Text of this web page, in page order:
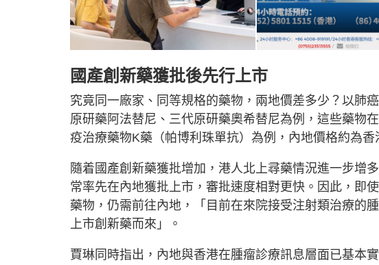
國產創新藥獲批後先行上市
究竟同一廠家、同等規格的藥物，兩地價差多少？以肺
原研藥阿法替尼、三代原研藥奧希替尼為例，這些藥物
疫治療藥物K藥（帕博利珠單抗）為例，內地價格約為香
隨着國產創新藥獲批增加，港人北上尋藥情況進一步增
常率先在內地獲批上市，審批速度相對更快。因此，即
藥物，仍需前往內地，「目前在來院接受注射類治療的
上市創新藥而來」。
賈琳同時指出，內地與香港在腫瘤診療訊息層面已基本